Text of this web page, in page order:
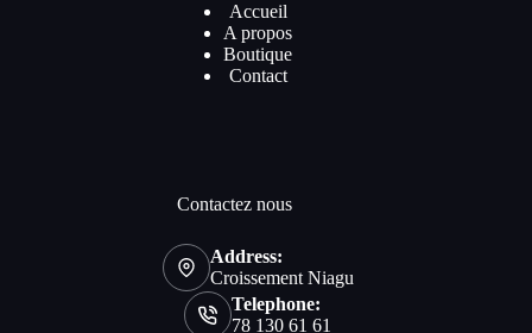
Accueil
A propos
Boutique
Contact
Contactez nous
Address:
Croissement Niagu
Telephone:
78 130 61 61